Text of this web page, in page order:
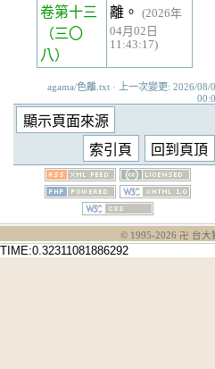
卷第十三
（三〇
八）
離。
(2026年
04月02日
11:43:17)
agama/色離.txt · 上一次變更: 2026/08/
© 1995-2026 卍 台大
TIME:0.32311081886292